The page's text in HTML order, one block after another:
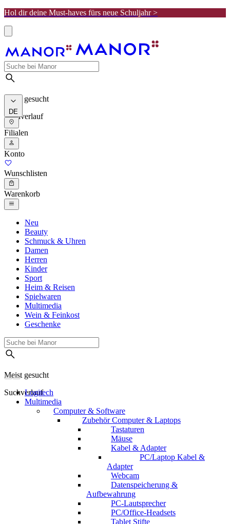
Hol dir deine Must-haves fürs neue Schuljahr >
Meist gesucht
Suchverlauf
DE
Filialen
Konto
Wunschlisten
Warenkorb
Neu
Beauty
Schmuck & Uhren
Damen
Herren
Kinder
Sport
Heim & Reisen
Spielwaren
Multimedia
Wein & Feinkost
Geschenke
Meist gesucht
Suchverlauf
Logitech
Multimedia
Computer & Software
Zubehör Computer & Laptops
Tastaturen
Mäuse
Kabel & Adapter
PC/Laptop Kabel &
Adapter
Webcam
Datenspeicherung &
Aufbewahrung
PC-Lautsprecher
PC/Office-Headsets
Tablet Stifte